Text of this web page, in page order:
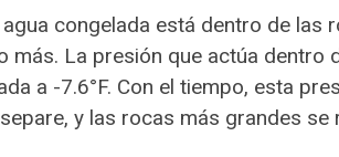
congelada está dentro de las
más. La presión que actúa
a -7.6°F. Con el tiempo, esta
y las rocas más grandes